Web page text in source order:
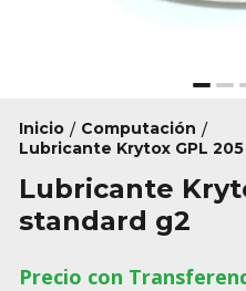
Inicio / Computación /
Lubricante Krytox GPL
Lubricante
standard g2
Precio con